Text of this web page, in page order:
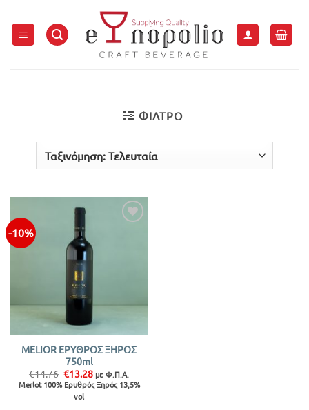
στο
περιεχόμενο
ΦΙΛΤΡΟ
-10%
MELIOR ΕΡΥΘΡΟΣ ΞΗΡΟΣ
750ml
€14.76 Original
price
was:
€14.76.
€13.28Η
τρέχουσα
τιμή
με Φ.Π.Α.
Merlot 100% Ερυθρός Ξηρός 13,5%
vol